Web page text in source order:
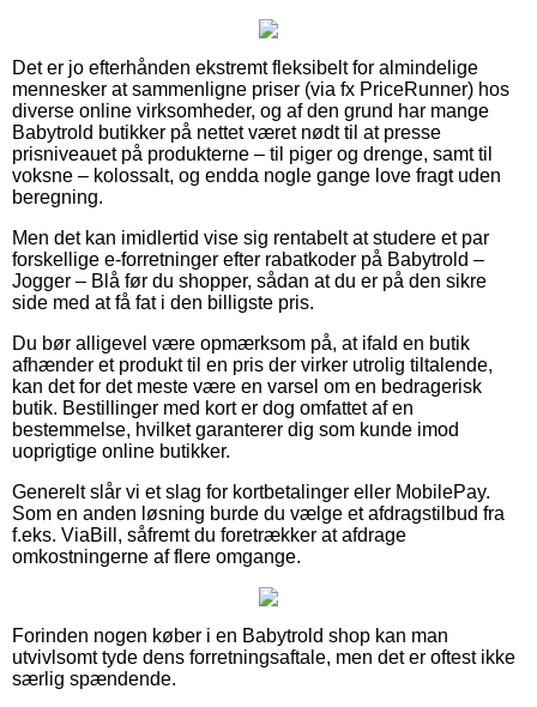
Det er jo efterhånden ekstremt fleksibelt for almindelige
mennesker at sammenligne priser (via fx PriceRunner) hos
diverse online virksomheder, og af den grund har mange
Babytrold butikker på nettet været nødt til at presse
prisniveauet på produkterne – til piger og drenge, samt til
voksne – kolossalt, og endda nogle gange love fragt uden
beregning.
Men det kan imidlertid vise sig rentabelt at studere et par
forskellige e-forretninger efter rabatkoder på Babytrold –
Jogger – Blå før du shopper, sådan at du er på den sikre
side med at få fat i den billigste pris.
Du bør alligevel være opmærksom på, at ifald en butik
afhænder et produkt til en pris der virker utrolig tiltalende,
kan det for det meste være en varsel om en bedragerisk
butik. Bestillinger med kort er dog omfattet af en
bestemmelse, hvilket garanterer dig som kunde imod
uoprigtige online butikker.
Generelt slår vi et slag for kortbetalinger eller MobilePay.
Som en anden løsning burde du vælge et afdragstilbud fra
f.eks. ViaBill, såfremt du foretrækker at afdrage
omkostningerne af flere omgange.
Forinden nogen køber i en Babytrold shop kan man
utvivlsomt tyde dens forretningsaftale, men det er oftest ikke
særlig spændende.